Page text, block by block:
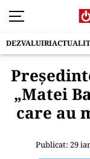
DEZVALUIRI
„Matei
care au
Publicat: 29